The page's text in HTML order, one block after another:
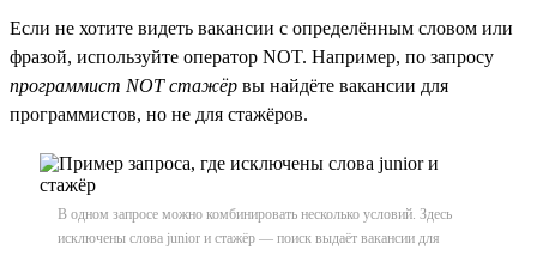
Если не хотите видеть вакансии с определённым словом или
фразой, используйте оператор NOT. Например, по запросу
программист NOT стажёр вы найдёте вакансии для
программистов, но не для стажёров.
В одном запросе можно комбинировать несколько условий. Здесь
исключены слова junior и стажёр — поиск выдаёт вакансии для